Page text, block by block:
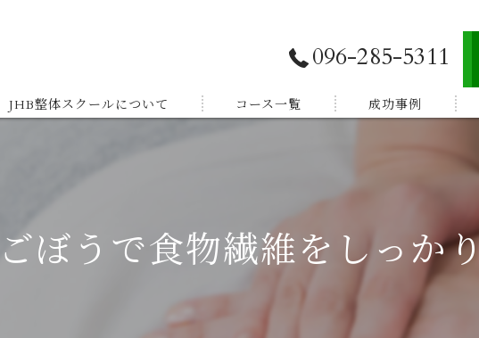
096-285-5311
JHB整体スクールについて
受講生の声＆体験談
コース一覧
家族を癒したい
成功事例
ごぼうで食物繊維をしっか